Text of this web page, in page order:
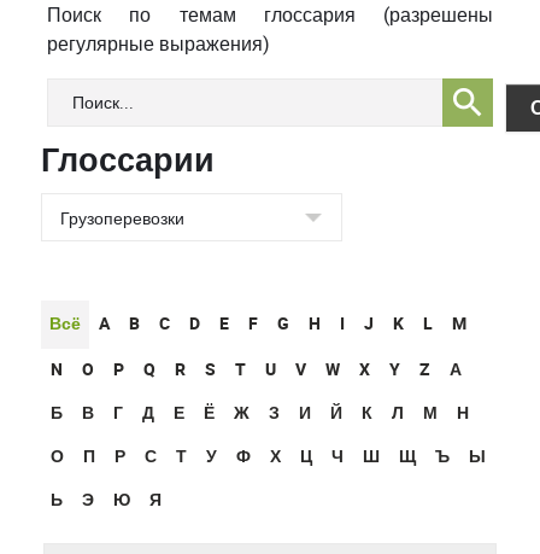
Поиск по темам глоссария (разрешены
регулярные выражения)
Глоссарии
Всё A B C D E F G H I J K L
M
N
O P Q R S T U V W X Y Z
А
Б
В Г Д Е Ё Ж З И Й К Л М
Н
О
П Р С Т У Ф Х Ц Ч Ш Щ Ъ
Ы
Ь
Э Ю Я